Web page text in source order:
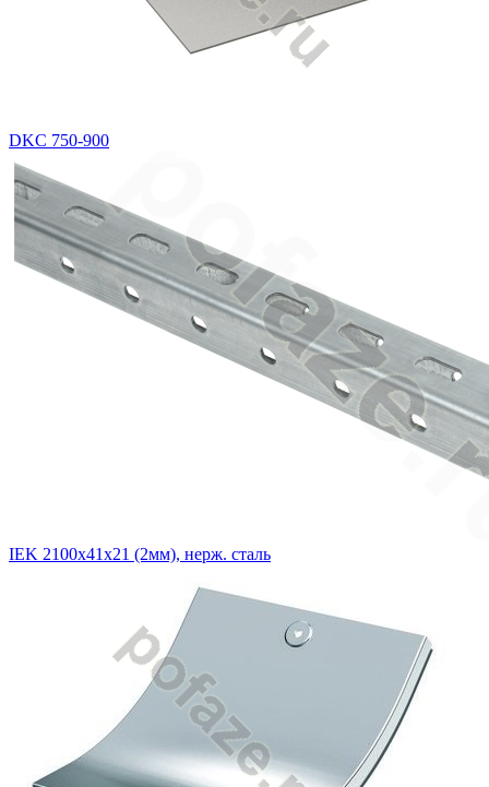
DKC 750-900
IEK 2100х41х21 (2мм), нерж. сталь